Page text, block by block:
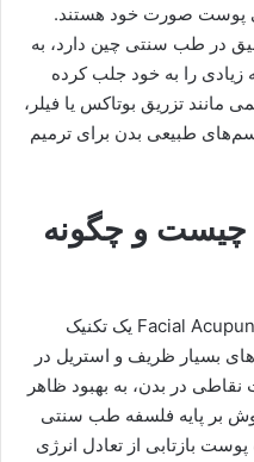
پوست صورت خود هستند.
در طب سنتی چین دارد، به
زیادی را به خود جلب کرده
تزریق بوتاکس یا فیلر،
طبیعی بدن برای ترمیم
و چگونه
طب سوزنی زیبایی صورت یا Facial Acupuncture یک تکنیک
بسیار ظریف و استریل در
در بدن، به بهبود ظاهر
بر پایه فلسفه طب سنتی
بازتابی از تعادل انرژی